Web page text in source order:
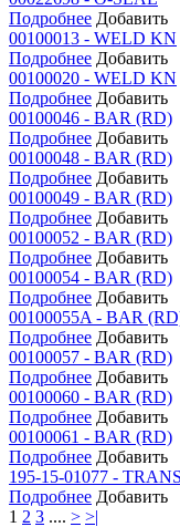
Подробнее Добавить
00100013 - WELD KN
Подробнее Добавить
00100020 - WELD KN
Подробнее Добавить
00100046 - BAR (RD)
Подробнее Добавить
00100048 - BAR (RD)
Подробнее Добавить
00100049 - BAR (RD)
Подробнее Добавить
00100052 - BAR (RD)
Подробнее Добавить
00100054 - BAR (RD)
Подробнее Добавить
00100055A - BAR
Подробнее Добавить
00100057 - BAR (RD)
Подробнее Добавить
00100060 - BAR (RD)
Подробнее Добавить
00100061 - BAR (RD)
Подробнее Добавить
195-15-01077 -
Подробнее Добавить
1 2 3 .... > >|